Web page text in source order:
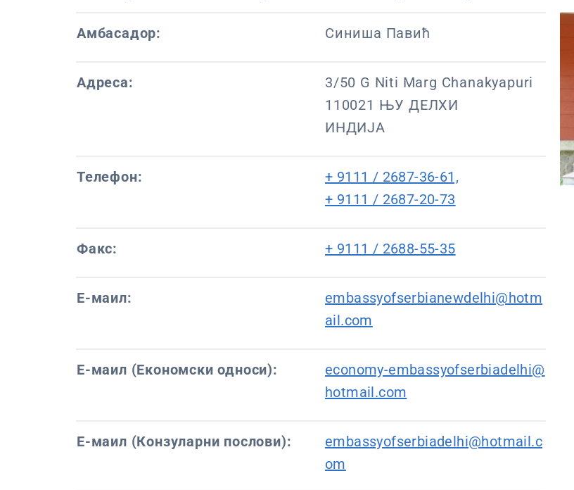
Амбасадор: Синиша Павић
Адреса:
3/50 G Niti Marg Chanakyapuri
110021 ЊУ ДЕЛХИ
ИНДИЈА
Телефон:
+ 9111 / 2687-36-61,
+ 9111 / 2687-20-73
Факс: + 9111 / 2688-55-35
Е-маил:
embassyofserbianewdelhi@hotm
ail.com
Е-маил (Економски односи):
economy-embassyofserbiadelhi@
hotmail.com
Е-маил (Конзуларни послови):
embassyofserbiadelhi@hotmail.c
om